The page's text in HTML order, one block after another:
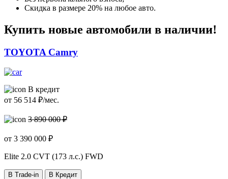
Скидка в размере 20% на любое авто.
Купить новые автомобили в наличии!
TOYOTA Camry
В кредит
от 56 514 ₽/мес.
3 890 000 ₽
от 3 390 000 ₽
Elite 2.0 CVT (173 л.с.) FWD
В Trade-in В Кредит